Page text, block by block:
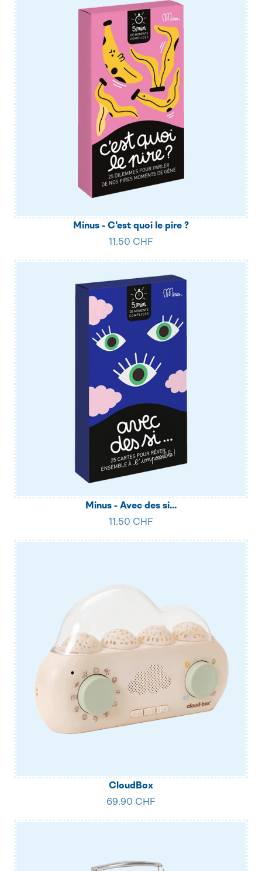
Minus - C'est quoi le pire ?
11.50 CHF
Minus - Avec des si...
11.50 CHF
CloudBox
69.90 CHF